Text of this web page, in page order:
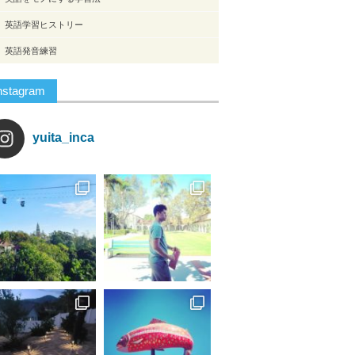
英語学習ヒストリー
英語発音練習
yuita_inca